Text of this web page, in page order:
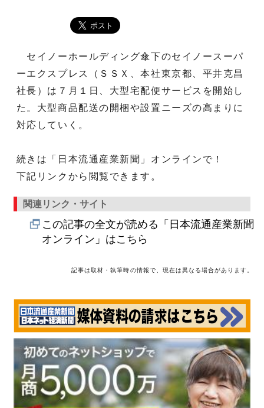
セイノーホールディング傘下のセイノースーパ
ーエクスプレス（ＳＳＸ、本社東京都、平井克昌
社長）は７月１日、大型宅配便サービスを開始し
た。大型商品配送の開梱や設置ニーズの高まりに
対応していく。
続きは「日本流通産業新聞」オンラインで！
下記リンクから閲覧できます。
関連リンク・サイト
この記事の全文が読める「日本流通産業新聞
オンライン」はこちら
記事は取材・執筆時の情報で、現在は異なる場合があります。